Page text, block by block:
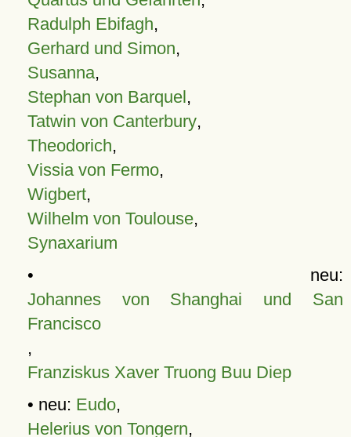
Radulph Ebifagh,
Gerhard und Simon,
Susanna,
Stephan von Barquel,
Tatwin von Canterbury,
Theodorich,
Vissia von Fermo,
Wigbert,
Wilhelm von Toulouse,
Synaxarium
• neu:
Johannes von Shanghai und San
Francisco
,
Franziskus Xaver Truong Buu Diep
• neu: Eudo,
Helerius von Tongern,